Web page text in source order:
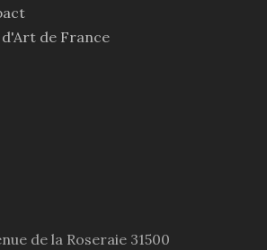
de la Roseraie 31500